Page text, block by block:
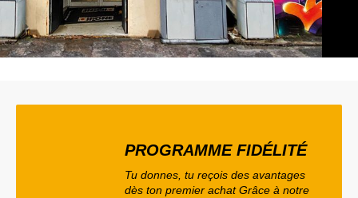
PROGRAMME FIDÉLITÉ
Tu donnes, tu reçois des avantages
dès ton premier achat Grâce à notre